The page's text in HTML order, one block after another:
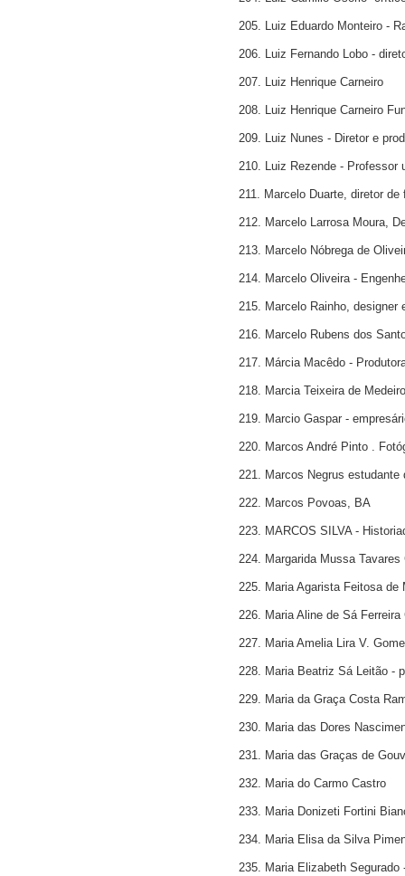
205. Luiz Eduardo Monteiro -
206. Luiz Fernando Lobo -
207. Luiz Henrique Carneiro
208. Luiz Henrique Carneiro
209. Luiz Nunes - Diretor e
210. Luiz Rezende - Professor
211. Marcelo Duarte, diretor de
212. Marcelo Larrosa Moura,
213. Marcelo Nóbrega de
214. Marcelo Oliveira -
215. Marcelo Rainho, designer
216. Marcelo Rubens dos
217. Márcia Macêdo -
218. Marcia Teixeira de
219. Marcio Gaspar -
220. Marcos André Pinto .
221. Marcos Negrus estudante
222. Marcos Povoas, BA
223. MARCOS SILVA -
224. Margarida Mussa
225. Maria Agarista Feitosa
226. Maria Aline de Sá
227. Maria Amelia Lira V.
228. Maria Beatriz Sá Leitão -
229. Maria da Graça Costa
230. Maria das Dores
231. Maria das Graças de
232. Maria do Carmo Castro
233. Maria Donizeti Fortini
234. Maria Elisa da Silva
235. Maria Elizabeth Segurado